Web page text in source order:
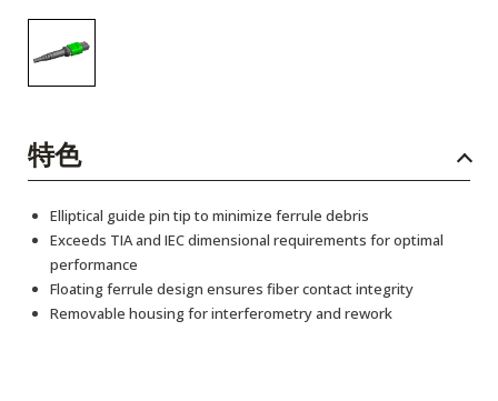
特色
Elliptical guide pin tip to minimize ferrule debris
Exceeds TIA and IEC dimensional requirements for optimal
performance
Floating ferrule design ensures fiber contact integrity
Removable housing for interferometry and rework